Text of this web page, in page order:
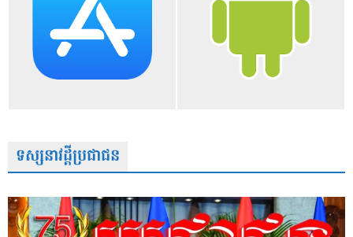
ទស្សនាវដ្តីប្រជាជន